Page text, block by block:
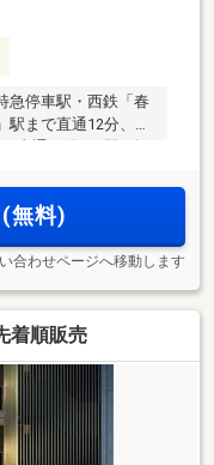
急停車駅・西鉄「春
まで直通12分、
春日原」2026年2月
無料)
合わせページへ移動します
着順販売